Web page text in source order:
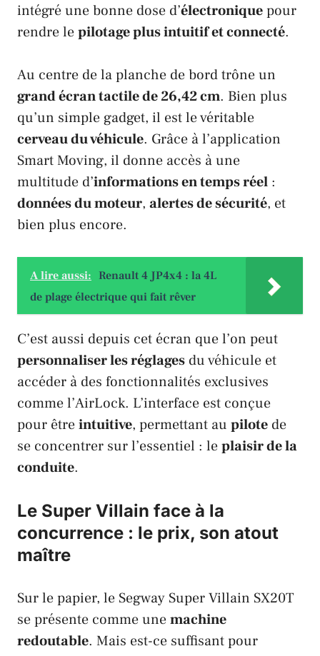
intégré une bonne dose d’électroniquepour
rendre lepilotage plus intuitif et connecté.
Au centre de la planche de bord trône un
grand écran tactile de 26,42 cm. Bien plus
qu’un simple gadget, il est le véritable
cerveau du véhicule. Grâce à l’application
Smart Moving, il donne accès à une
multitude d’informations en temps réel :
données du moteur, alertes de sécurité, et
bien plus encore.
A lire aussi: Renault 4 JP4x4 : la 4L
de plage électrique qui fait rêver
C’est aussi depuis cet écran que l’on peut
personnaliser les réglages du véhicule et
accéder à des fonctionnalités exclusives
comme l’AirLock. L’interface est conçue
pour êtreintuitive, permettant au pilote de
se concentrer sur l’essentiel : leplaisir de la
conduite.
Le Super Villain face à la
concurrence : le prix, son atout
maître
Sur le papier, le Segway Super Villain SX20T
se présente comme unemachine
redoutable. Mais est-ce suffisant pour